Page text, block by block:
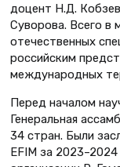
доцент Н.Д.
Суворова. Всего в
отечественных
российским
международных
Перед началом
Генеральная
34 стран. Были
EFIM за